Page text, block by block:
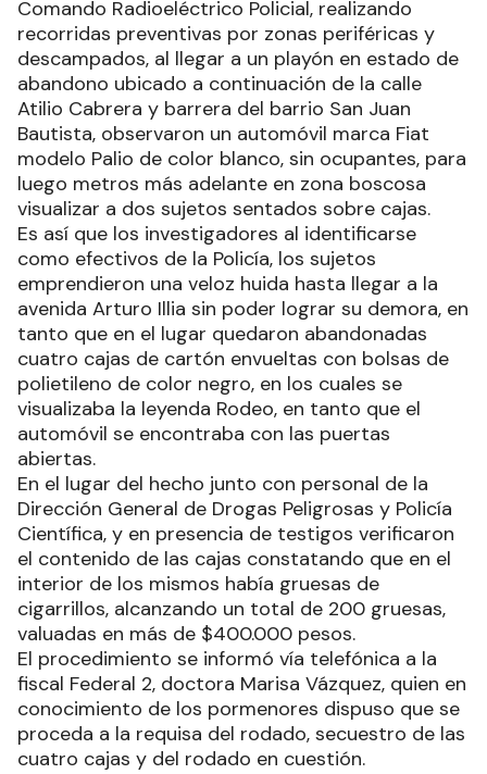
Comando Radioeléctrico Policial, realizando
recorridas preventivas por zonas periféricas y
descampados, al llegar a un playón en estado de
abandono ubicado a continuación de la calle
Atilio Cabrera y barrera del barrio San Juan
Bautista, observaron un automóvil marca Fiat
modelo Palio de color blanco, sin ocupantes, para
luego metros más adelante en zona boscosa
visualizar a dos sujetos sentados sobre cajas.
Es así que los investigadores al identificarse
como efectivos de la Policía, los sujetos
emprendieron una veloz huida hasta llegar a la
avenida Arturo Illia sin poder lograr su demora, en
tanto que en el lugar quedaron abandonadas
cuatro cajas de cartón envueltas con bolsas de
polietileno de color negro, en los cuales se
visualizaba la leyenda Rodeo, en tanto que el
automóvil se encontraba con las puertas
abiertas.
En el lugar del hecho junto con personal de la
Dirección General de Drogas Peligrosas y Policía
Científica, y en presencia de testigos verificaron
el contenido de las cajas constatando que en el
interior de los mismos había gruesas de
cigarrillos, alcanzando un total de 200 gruesas,
valuadas en más de $400.000 pesos.
El procedimiento se informó vía telefónica a la
fiscal Federal 2, doctora Marisa Vázquez, quien en
conocimiento de los pormenores dispuso que se
proceda a la requisa del rodado, secuestro de las
cuatro cajas y del rodado en cuestión.